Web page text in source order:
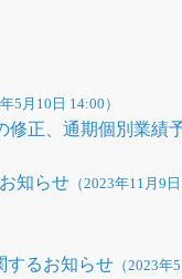
年5月10日 14:00）
正、通期個別業績
知らせ （2023年11月9日
するお知らせ （2023年